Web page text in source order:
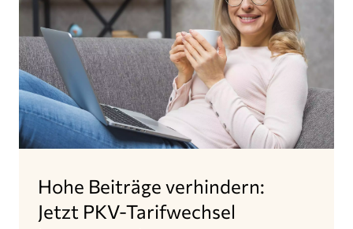
Hohe Beiträge verhindern:
Jetzt PKV-Tarifwechsel